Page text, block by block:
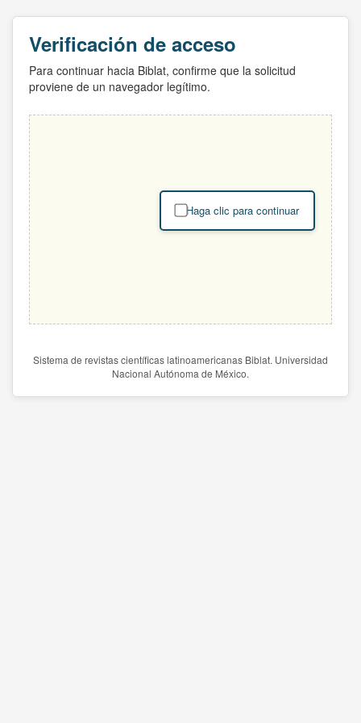
Verificación de acceso
Para continuar hacia Biblat, confirme que la solicitud
proviene de un navegador legítimo.
Haga clic para continuar
Sistema de revistas científicas latinoamericanas Biblat. Universidad
Nacional Autónoma de México.